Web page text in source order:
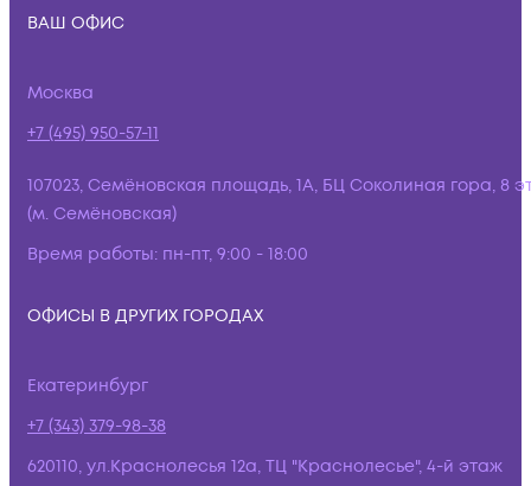
ВАШ ОФИС
Москва
+7 (495) 950-57-11
107023, Семёновская площадь, 1А, БЦ Соколиная гора, 8
(м. Семёновская)
Время работы: пн-пт, 9:00 - 18:00
ОФИСЫ В ДРУГИХ ГОРОДАХ
Екатеринбург
+7 (343) 379-98-38
620110, ул.Краснолесья 12а, ТЦ "Краснолесье", 4-й этаж